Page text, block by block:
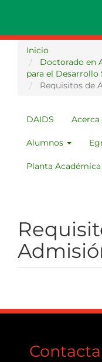
principal
Inicio
Doctorado en
para el Desarrollo
Requisitos de
MENU
DAIDS
DAIDS Acerca
Alumnos
Planta Académica